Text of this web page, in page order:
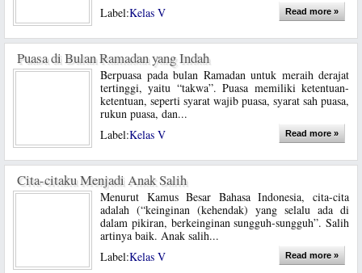
Label:Kelas V Read more »
Puasa di Bulan Ramadan yang Indah
Berpuasa pada bulan Ramadan untuk meraih derajat
tertinggi, yaitu “takwa”. Puasa memiliki ketentuan-
ketentuan, seperti syarat wajib puasa, syarat sah puasa,
rukun puasa, dan...
Label:Kelas V Read more »
Cita-citaku Menjadi Anak Salih
Menurut Kamus Besar Bahasa Indonesia, cita-cita
adalah (“keinginan (kehendak) yang selalu ada di
dalam pikiran, berkeinginan sungguh-sungguh”. Salih
artinya baik. Anak salih...
Label:Kelas V Read more »